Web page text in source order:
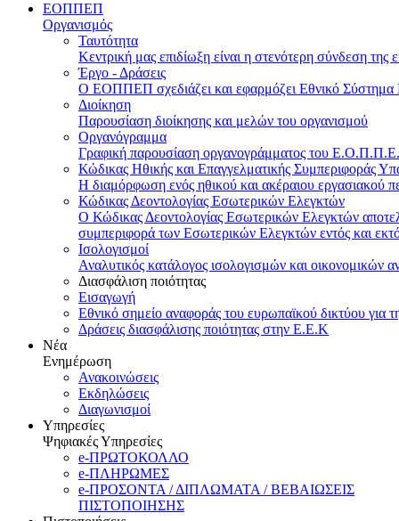
ΕΟΠΠΕΠ
Οργανισμός
Ταυτότητα
Κεντρική μας επιδίωξη είναι η στενότερη σύνδεση της
Έργο - Δράσεις
Ο ΕΟΠΠΕΠ σχεδιάζει και εφαρμόζει Eθνικό Σύστημα
Διοίκηση
Παρουσίαση διοίκησης και μελών του οργανισμού
Οργανόγραμμα
Γραφική παρουσίαση οργανογράμματος του
Κώδικας Ηθικής και Επαγγελματικής Συμπεριφοράς
Η διαμόρφωση ενός ηθικού και ακέραιου εργασιακού
Κώδικας Δεοντολογίας Εσωτερικών Ελεγκτών
Ο Κώδικας Δεοντολογίας Εσωτερικών Ελεγκτών
συμπεριφορά των Εσωτερικών Ελεγκτών εντός και
Ισολογισμοί
Αναλυτικός κατάλογος ισολογισμών και οικονομικών
Διασφάλιση ποιότητας
Εισαγωγή
Εθνικό σημείο αναφοράς του ευρωπαϊκού δικτύου για
Δράσεις διασφάλισης ποιότητας στην Ε.Ε.Κ
Νέα
Ενημέρωση
Ανακοινώσεις
Εκδηλώσεις
Διαγωνισμοί
Υπηρεσίες
Ψηφιακές Υπηρεσίες
e-ΠΡΩΤΟΚΟΛΛΟ
e-ΠΛΗΡΩΜΕΣ
e-ΠΡΟΣΟΝΤΑ / ΔΙΠΛΩΜΑΤΑ / ΒΕΒΑΙΩΣΕΙΣ
ΠΙΣΤΟΠΟΙΗΣΗΣ